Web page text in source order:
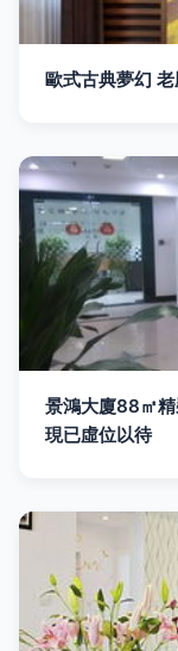
歐式古典夢幻
景鴻大廈88㎡精
現已虛位以待